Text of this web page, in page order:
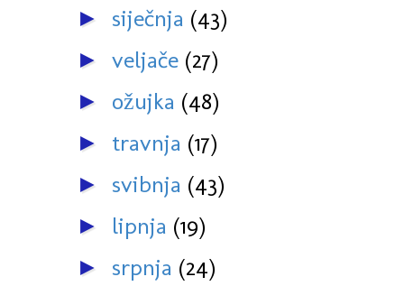
► siječnja (43)
► veljače (27)
► ožujka (48)
► travnja (17)
► svibnja (43)
► lipnja (19)
► srpnja (24)